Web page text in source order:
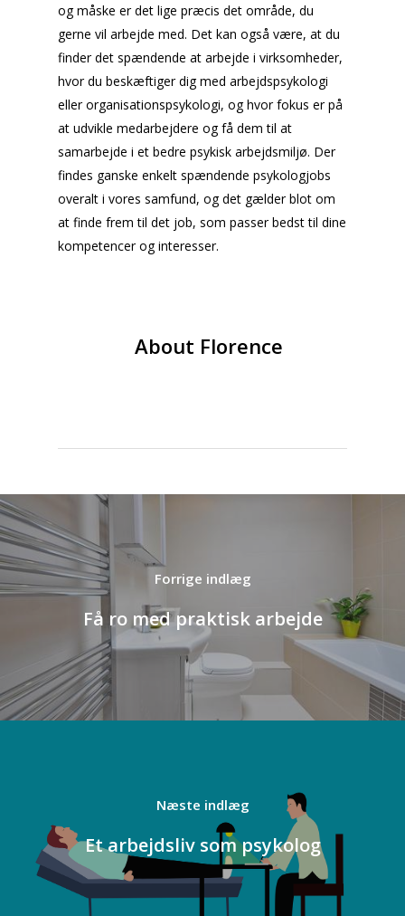
og måske er det lige præcis det område, du
gerne vil arbejde med. Det kan også være, at du
finder det spændende at arbejde i virksomheder,
hvor du beskæftiger dig med arbejdspsykologi
eller organisationspsykologi, og hvor fokus er på
at udvikle medarbejdere og få dem til at
samarbejde i et bedre psykisk arbejdsmiljø. Der
findes ganske enkelt spændende psykologjobs
overalt i vores samfund, og det gælder blot om
at finde frem til det job, som passer bedst til dine
kompetencer og interesser.
About Florence
Få ro med praktisk arbejde
Et arbejdsliv som psykolog